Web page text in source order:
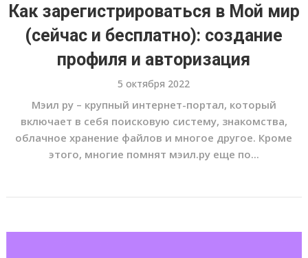
Как зарегистрироваться в Мой мир
(сейчас и бесплатно): создание
профиля и авторизация
5 октября 2022
Мэил ру – крупный интернет-портал, который
включает в себя поисковую систему, знакомства,
облачное хранение файлов и многое другое. Кроме
этого, многие помнят мэил.ру еще по...